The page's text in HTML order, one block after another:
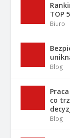
TOP
Biuro
Blog
co
Blog